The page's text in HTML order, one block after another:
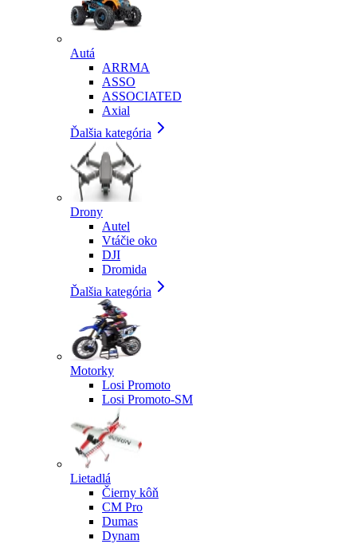
Autá
ARRMA
ASSO
ASSOCIATED
Axial
Ďalšia kategória
Drony
Autel
Vtáčie oko
DJI
Dromida
Ďalšia kategória
Motorky
Losi Promoto
Losi Promoto-SM
Lietadlá
Čierny kôň
CM Pro
Dumas
Dynam